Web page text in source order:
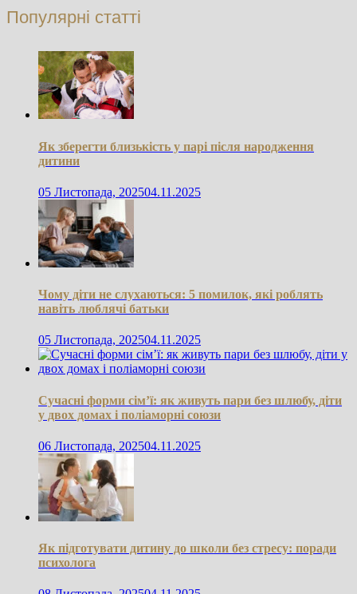
Популярні статті
Як зберегти близькість у парі після народження
дитини
05 Листопада, 202504.11.2025
Чому діти не слухаються: 5 помилок, які роблять
навіть люблячі батьки
05 Листопада, 202504.11.2025
Сучасні форми сім’ї: як живуть пари без шлюбу, діти
у двох домах і поліаморні союзи
06 Листопада, 202504.11.2025
Як підготувати дитину до школи без стресу: поради
психолога